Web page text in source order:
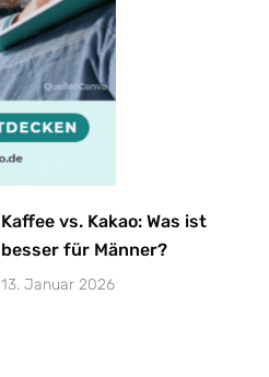
Kaffee vs. Kakao: Was ist
besser für Männer?
13. Januar 2026